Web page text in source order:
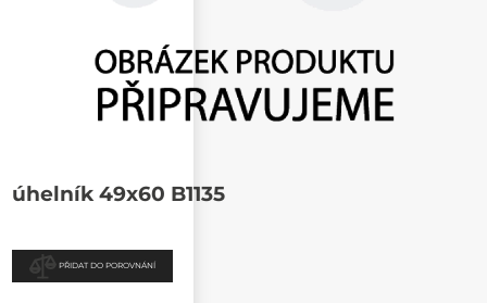
úhelník 49x60 B1135
PŘIDAT DO POROVNÁNÍ